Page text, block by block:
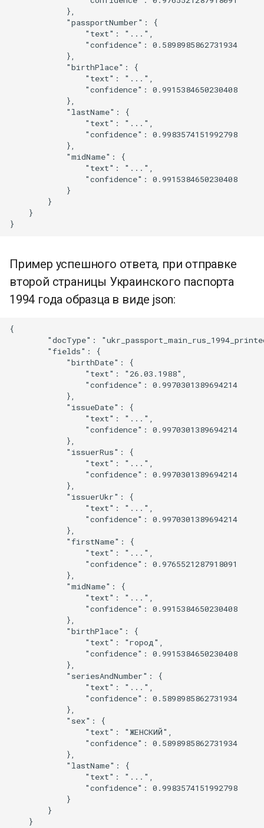
            },
            "passportNumber": {
                "text": "...",
                "confidence": 0.5898985862731934
            },
            "birthPlace": {
                "text": "...",
                "confidence": 0.9915384650230408
            },
            "lastName": {
                "text": "...",
                "confidence": 0.9983574151992798
            },
            "midName": {
                "text": "...",
                "confidence": 0.9915384650230408
            }
        }
    }
Пример успешного ответа, при отправке
второй страницы Украинского паспорта
1994 года образца в виде json:
{
"docType":
        "fields": {
            "birthDate": {
                "text": "26.03.1988",
                "confidence": 0.9970301389694214
            },
            "issueDate": {
                "text": "...",
                "confidence": 0.9970301389694214
            },
            "issuerRus": {
                "text": "...",
                "confidence": 0.9970301389694214
            },
            "issuerUkr": {
                "text": "...",
                "confidence": 0.9970301389694214
            },
            "firstName": {
                "text": "...",
                "confidence": 0.9765521287918091
            },
            "midName": {
                "text": "...",
                "confidence": 0.9915384650230408
            },
            "birthPlace": {
                "text": "город",
                "confidence": 0.9915384650230408
            },
            "seriesAndNumber": {
                "text": "...",
                "confidence": 0.5898985862731934
            },
            "sex": {
                "text": "ЖЕНСКИЙ",
                "confidence": 0.5898985862731934
            },
            "lastName": {
                "text": "...",
                "confidence": 0.9983574151992798
            }
        }
    }